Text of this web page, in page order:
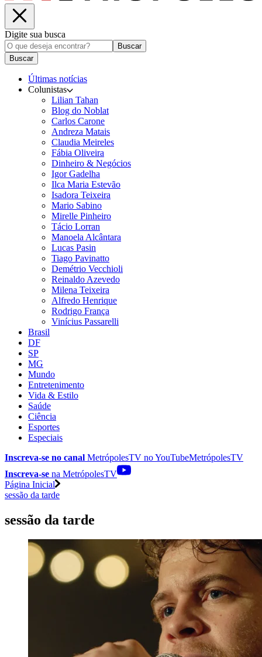
Digite sua busca
Buscar
Buscar
Últimas notícias
Colunistas
Lilian Tahan
Blog do Noblat
Carlos Carone
Andreza Matais
Claudia Meireles
Fábia Oliveira
Dinheiro & Negócios
Igor Gadelha
Ilca Maria Estevão
Isadora Teixeira
Mario Sabino
Mirelle Pinheiro
Tácio Lorran
Manoela Alcântara
Lucas Pasin
Tiago Pavinatto
Demétrio Vecchioli
Reinaldo Azevedo
Milena Teixeira
Alfredo Henrique
Rodrigo França
Vinícius Passarelli
Brasil
DF
SP
MG
Mundo
Entretenimento
Vida & Estilo
Saúde
Ciência
Esportes
Especiais
Inscreva-se no canal MetrópolesTV noYouTubeMetrópolesTV
Inscreva-se na MetrópolesTV
Página Inicial
sessão da tarde
sessão da tarde